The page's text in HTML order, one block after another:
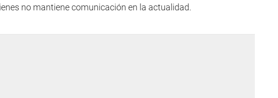
no mantiene comunicación en la actualidad.